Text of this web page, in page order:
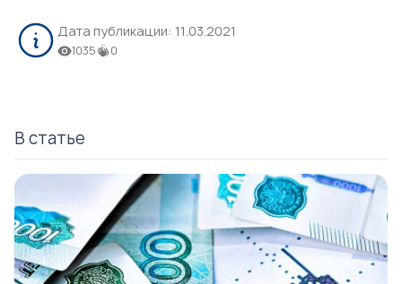
Дата публикации: 11.03.2021
1035 0
В статье